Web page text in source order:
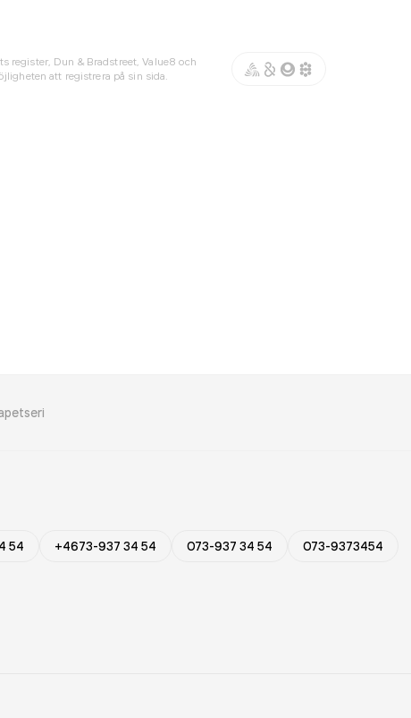
register, Dun & Bradstreet, Value8 och
att registrera på sin sida.
54 +4673-937 34 54 073-937 34 54 073-9373454